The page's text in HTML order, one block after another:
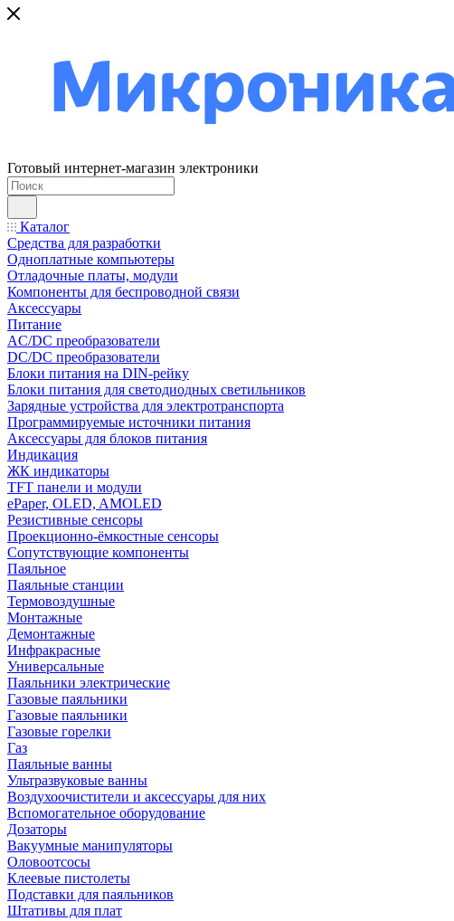
Готовый интернет-магазин электроники
Каталог
Средства для разработки
Одноплатные компьютеры
Отладочные платы, модули
Компоненты для беспроводной связи
Аксессуары
Питание
AC/DC преобразователи
DC/DC преобразователи
Блоки питания на DIN-рейку
Блоки питания для светодиодных светильников
Зарядные устройства для электротранспорта
Программируемые источники питания
Аксессуары для блоков питания
Индикация
ЖК индикаторы
TFT панели и модули
ePaper, OLED, AMOLED
Резистивные сенсоры
Проекционно-ёмкостные сенсоры
Сопутствующие компоненты
Паяльное
Паяльные станции
Термовоздушные
Монтажные
Демонтажные
Инфракрасные
Универсальные
Паяльники электрические
Газовые паяльники
Газовые паяльники
Газовые горелки
Газ
Паяльные ванны
Ультразвуковые ванны
Воздухоочистители и аксессуары для них
Вспомогательное оборудование
Дозаторы
Вакуумные манипуляторы
Оловоотсосы
Клеевые пистолеты
Подставки для паяльников
Штативы для плат